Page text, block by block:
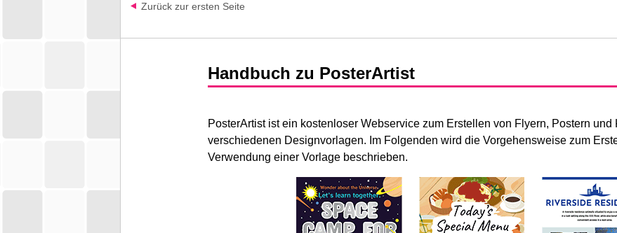
Zurück zur ersten Seite
Handbuch zu PosterArtist
PosterArtistist ein kostenloser Webservice zum Erstellen von Flyern, Postern und
verschiedenen Designvorlagen. Im Folgenden wird die Vorgehensweise zum
Verwendung einer Vorlage beschrieben.